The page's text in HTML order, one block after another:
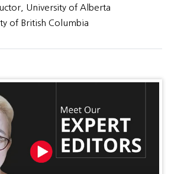
University of Alberta
of British Columbia